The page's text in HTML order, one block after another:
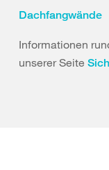
Dachfangwände
Informationen
unserer Seite